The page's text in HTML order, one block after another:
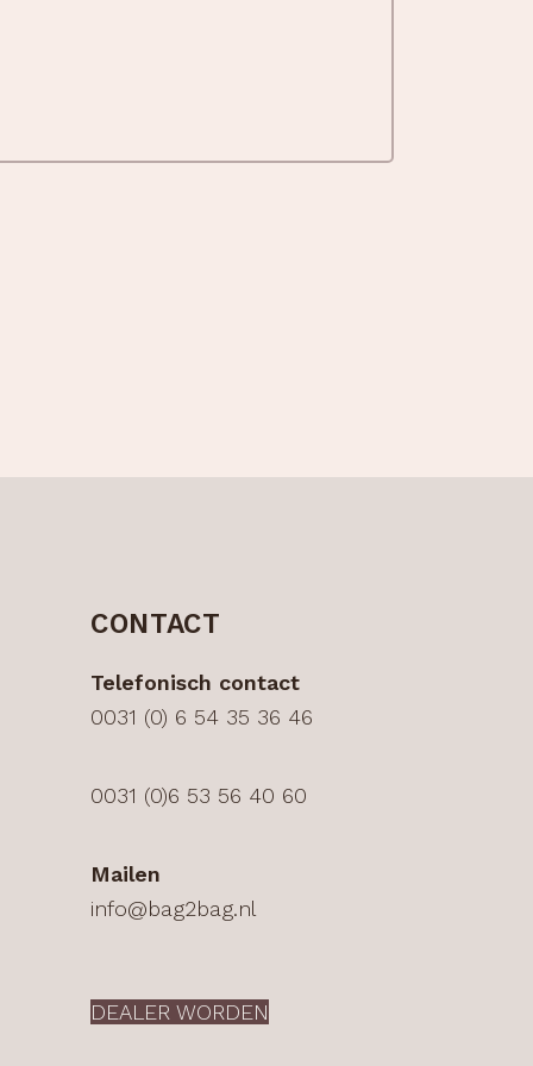
CONTACT
Telefonisch contact
0031 (0) 6 54 35 36 46
0031 (0)6 53 56 40 60
Mailen
info@bag2bag.nl
DEALER WORDEN